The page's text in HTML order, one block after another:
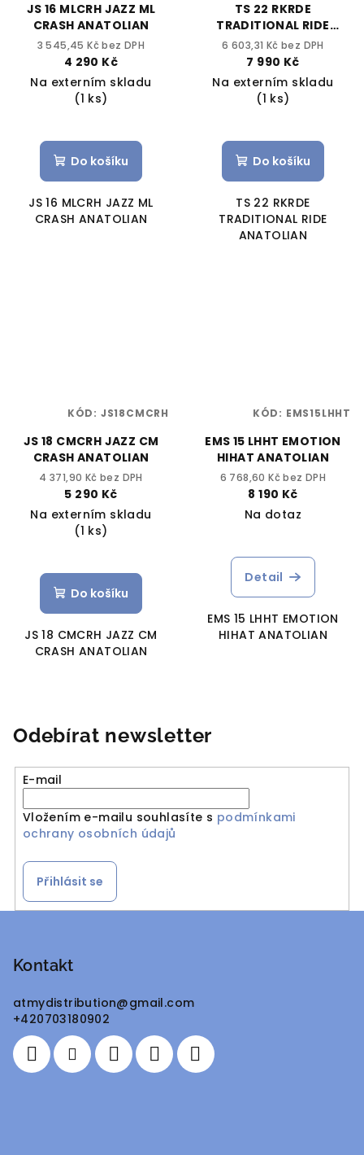
JS 16 MLCRH JAZZ ML
CRASH ANATOLIAN
3 545,45 Kč bez DPH
4 290 Kč
Na externím skladu
(1 ks)
Do košíku
JS 16 MLCRH JAZZ ML
CRASH ANATOLIAN
TS 22 RKRDE
TRADITIONAL RIDE
ANATOLIAN
6 603,31 Kč bez DPH
7 990 Kč
Na externím skladu
(1 ks)
Do košíku
TS 22 RKRDE
TRADITIONAL RIDE
ANATOLIAN
JS 18 CMCRH JAZZ CM
CRASH ANATOLIAN
4 371,90 Kč bez DPH
5 290 Kč
Na externím skladu
(1 ks)
Do košíku
JS 18 CMCRH JAZZ CM
CRASH ANATOLIAN
KÓD: JS18CMCRH
EMS 15 LHHT EMOTION
HIHAT ANATOLIAN
6 768,60 Kč bez DPH
8 190 Kč
Na dotaz
Detail
EMS 15 LHHT EMOTION
HIHAT ANATOLIAN
KÓD: EMS15LHHT
Odebírat newsletter
E-mail
Vložením e-mailu souhlasíte s podmínkami
ochrany osobních údajů
Přihlásit se
Kontakt
atmydistribution@gmail.com
+420703180902